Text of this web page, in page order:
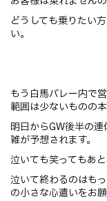
どうしても乗りたい
い。
もう白馬バレー内で
範囲は少ないものの
明日からGW後半の
雑が予想されます。
泣いても笑ってもあ
泣いて終わるのはも
の小さな心遣いをお願